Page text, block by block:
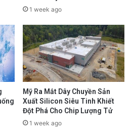
1 week ago
Mỹ Ra Mắt Dây Chuyền Sản
Xuất Silicon Siêu Tinh Khiết
Đột Phá Cho Chip Lượng Tử
1 week ago